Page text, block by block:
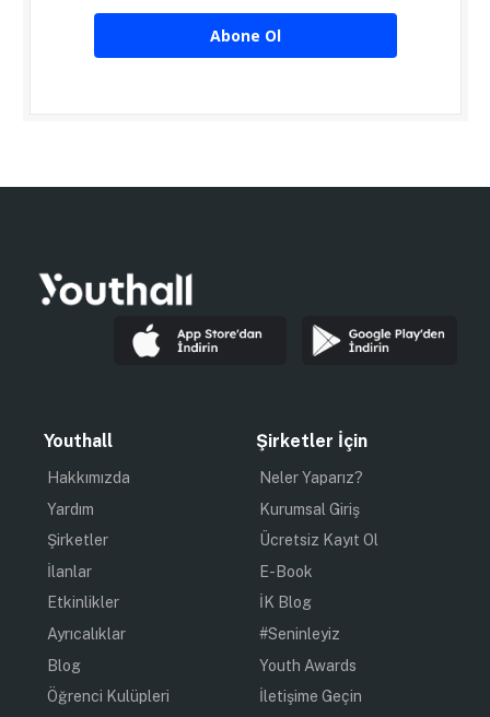
Abone Ol
Youthall
Hakkımızda
Yardım
Şirketler
İlanlar
Etkinlikler
Ayrıcalıklar
Blog
Öğrenci Kulüpleri
Şirketler İçin
Neler Yaparız?
Kurumsal Giriş
Ücretsiz Kayıt Ol
E-Book
İK Blog
#Seninleyiz
Youth Awards
İletişime Geçin